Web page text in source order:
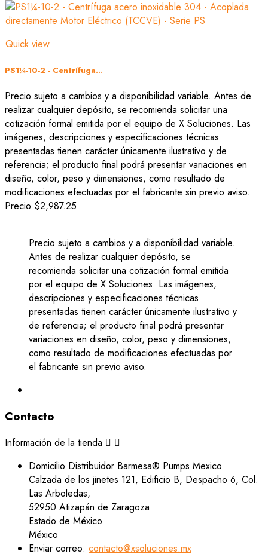
Quick view
PS1¼-10-2 - Centrífuga...
Precio sujeto a cambios y a disponibilidad variable. Antes de
realizar cualquier depósito, se recomienda solicitar una
cotización formal emitida por el equipo de X Soluciones. Las
imágenes, descripciones y especificaciones técnicas
presentadas tienen carácter únicamente ilustrativo y de
referencia; el producto final podrá presentar variaciones en
diseño, color, peso y dimensiones, como resultado de
modificaciones efectuadas por el fabricante sin previo aviso.
Precio $2,987.25
Precio sujeto a cambios y a disponibilidad variable.
Antes de realizar cualquier depósito, se
recomienda solicitar una cotización formal emitida
por el equipo de X Soluciones. Las imágenes,
descripciones y especificaciones técnicas
presentadas tienen carácter únicamente ilustrativo y
de referencia; el producto final podrá presentar
variaciones en diseño, color, peso y dimensiones,
como resultado de modificaciones efectuadas por
el fabricante sin previo aviso.
Contacto
Información de la tienda  
Domicilio Distribuidor Barmesa® Pumps Mexico
Calzada de los jinetes 121, Edificio B, Despacho 6, Col.
Las Arboledas,
52950 Atizapán de Zaragoza
Estado de México
México
Enviar correo: contacto@xsoluciones.mx